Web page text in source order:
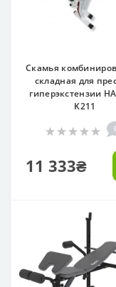
Скамья
складная для
гиперэкстензии
K211
11 333₴